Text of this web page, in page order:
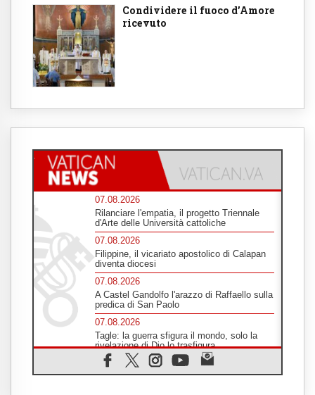
Condividere il fuoco d’Amore
ricevuto
07.08.2026
Rilanciare l'empatia, il progetto Triennale
d'Arte delle Università cattoliche
07.08.2026
Filippine, il vicariato apostolico di Calapan
diventa diocesi
07.08.2026
A Castel Gandolfo l'arazzo di Raffaello sulla
predica di San Paolo
07.08.2026
Tagle: la guerra sfigura il mondo, solo la
rivelazione di Dio lo trasfigura
07.08.2026
Il Papa in Francia, quattro giorni intensi tra